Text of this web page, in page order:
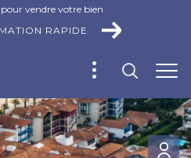
vendre votre bien
RAPIDE